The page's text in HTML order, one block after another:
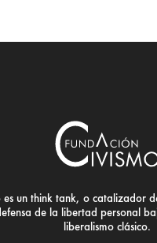
es un think tank, o catalizador
de la libertad personal
liberalismo clásico.